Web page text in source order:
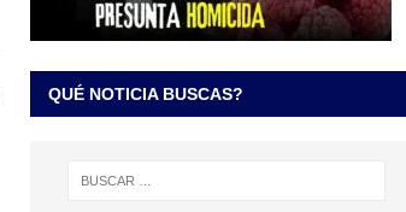
QUÉ NOTICIA BUSCAS?